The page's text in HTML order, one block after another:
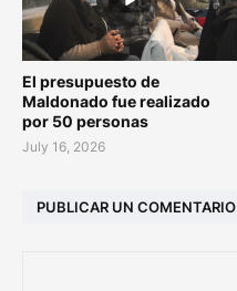
El presupuesto de
Maldonado fue realizado
por 50 personas
July 16, 2026
PUBLICAR UN COMENTARIO